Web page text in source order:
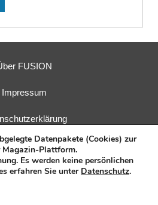
FUSION
Impressum
Forum e. V.| Verlag:E.I.R.
Datenpakete (Cookies) zur
Magazin-Plattform.
Es werden keine persönlichen
erfahren Sie unter Datenschutz.
GDPR Cookie Banner